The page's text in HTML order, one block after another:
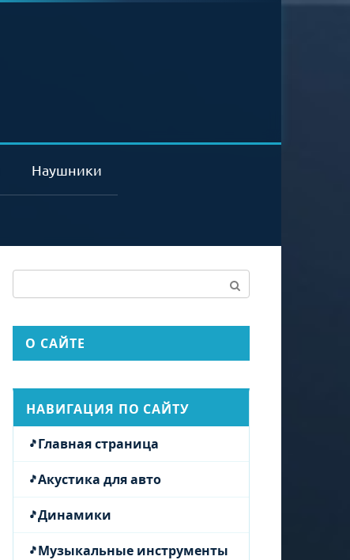
Наушники
О САЙТЕ
НАВИГАЦИЯ ПО САЙТУ
Главная страница
Акустика для авто
Динамики
Музыкальные инструменты